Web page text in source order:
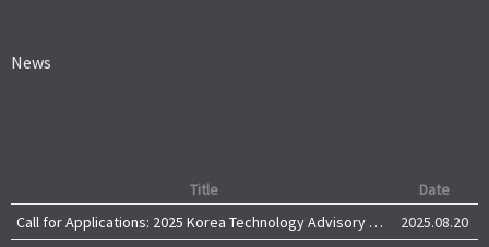
News
Title
Date
Call for Applications: 2025 Korea Technology Advisory Group (K-TAG)
2025.08.20